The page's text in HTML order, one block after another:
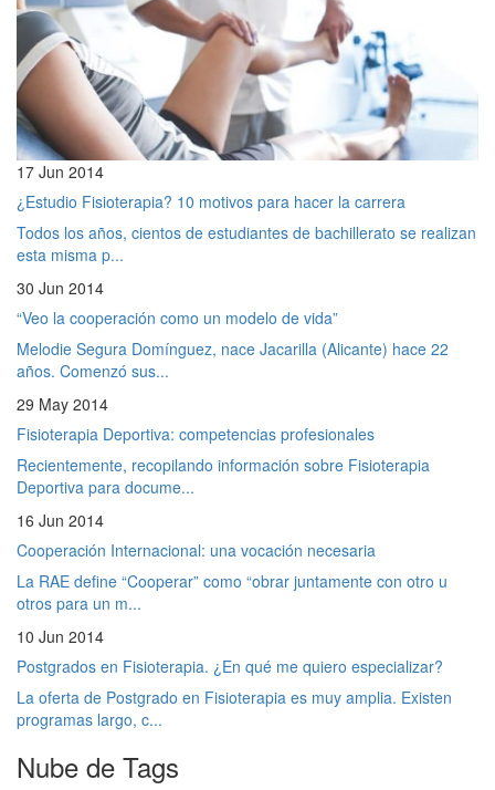
17 Jun 2014
¿Estudio Fisioterapia? 10 motivos para hacer la carrera
Todos los años, cientos de estudiantes de bachillerato se realizan
esta misma p...
30 Jun 2014
“Veo la cooperación como un modelo de vida”
Melodie Segura Domínguez, nace Jacarilla (Alicante) hace 22
años. Comenzó sus...
29 May 2014
Fisioterapia Deportiva: competencias profesionales
Recientemente, recopilando información sobre Fisioterapia
Deportiva para docume...
16 Jun 2014
Cooperación Internacional: una vocación necesaria
La RAE define “Cooperar” como “obrar juntamente con otro u
otros para un m...
10 Jun 2014
Postgrados en Fisioterapia. ¿En qué me quiero especializar?
La oferta de Postgrado en Fisioterapia es muy amplia. Existen
programas largo, c...
Nube de Tags